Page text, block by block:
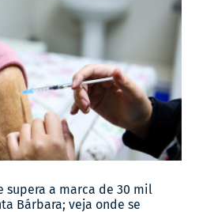
supera a marca de 30 mil
Bárbara; veja onde se